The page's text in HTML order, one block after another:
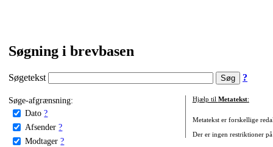
Søgning i brevbasen
Søgetekst ?
Søge-afgrænsning:
Dato ?
Afsender ?
Modtager ?
Hjælp til Metatekst:
Metatekst er forskellige
Der er ingen restriktioner